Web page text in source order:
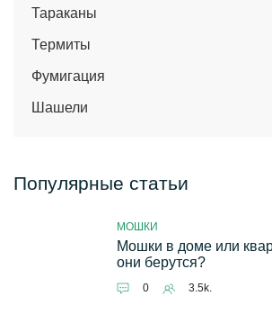
Тараканы
Термиты
Фумигация
Шашели
Популярные статьи
МОШКИ
Мошки в доме или
они берутся?
0 3.5k.